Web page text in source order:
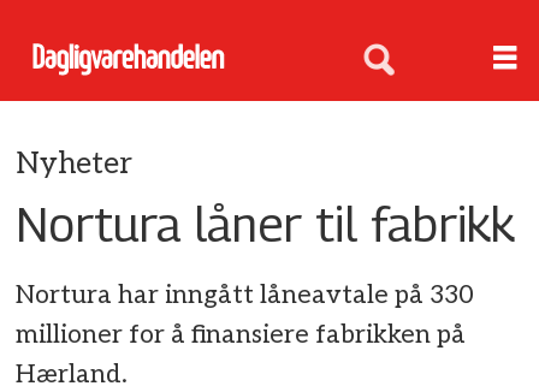
Nyheter
Nortura låner til fabrikk
Nortura har inngått låneavtale på 330
millioner for å finansiere fabrikken på
Hærland.